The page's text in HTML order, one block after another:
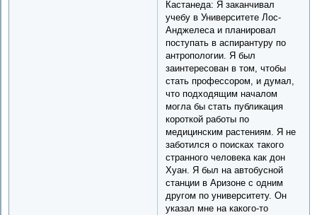
Кастанеда: Я заканчивал
учебу в Университете Лос-
Анджелеса и планировал
поступать в аспирантуру по
антропологии. Я был
заинтересован в том, чтобы
стать профессором, и думал,
что подходящим началом
могла бы стать публикация
короткой работы по
медицинским растениям. Я не
заботился о поисках такого
странного человека как дон
Хуан. Я был на автобусной
станции в Аризоне с одним
другом по университету. Он
указал мне на какого-то